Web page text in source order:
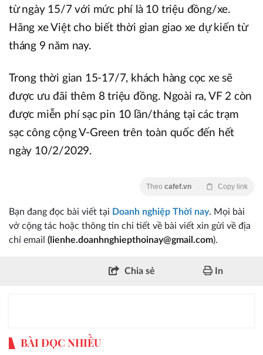
từ ngày 15/7 với mức phí là 10 triệu đồng/xe.
Hãng xe Việt cho biết thời gian giao xe dự kiến từ
tháng 9 năm nay.
Trong thời gian 15-17/7, khách hàng cọc xe sẽ
được ưu đãi thêm 8 triệu đồng. Ngoài ra, VF 2 còn
được miễn phí sạc pin 10 lần/tháng tại các trạm
sạc công cộng V-Green trên toàn quốc đến hết
ngày 10/2/2029.
Theo cafef.vn Copy link
Bạn đang đọc bài viết tại Doanh nghiệp Thời nay. Mọi bài
vở cộng tác hoặc thông tin chi tiết về bài viết xin gửi về địa
chỉ email (lienhe.doanhnghiepthoinay@gmail.com).
Chia sẻ In
BÀI ĐỌC NHIỀU